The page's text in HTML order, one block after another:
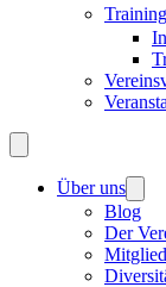
Über uns
Blog
Der